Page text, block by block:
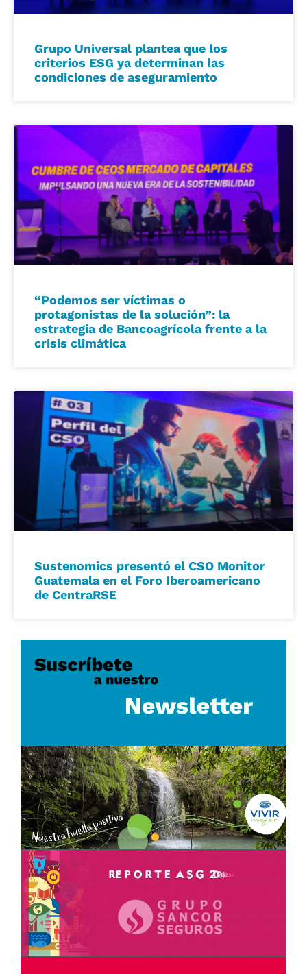
Grupo Universal plantea que los
criterios ESG ya determinan las
condiciones de aseguramiento
“Podemos ser víctimas o
protagonistas de la solución”: la
estrategia de Bancoagrícola frente a la
crisis climática
Sustenomics presentó el CSO Monitor
Guatemala en el Foro Iberoamericano
de CentraRSE